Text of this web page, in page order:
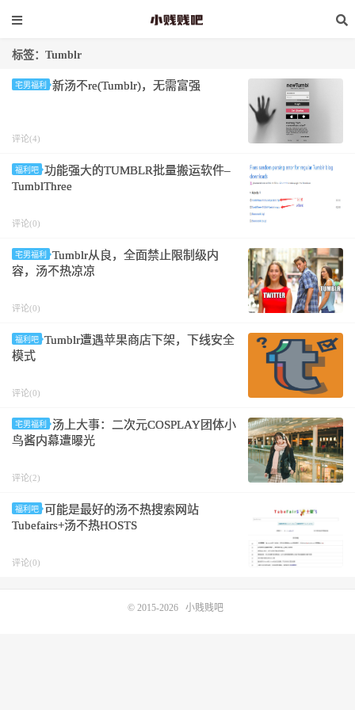
标签：Tumblr
宅男福利 新汤不re(Tumblr)，无需富强
评论(4)
福利吧
功能强大的TUMBLR批量搬运软件–
TumblThree
评论(0)
宅男福利
Tumblr从良，全面禁止限制级内
容，汤不热凉凉
评论(0)
福利吧
Tumblr遭遇苹果商店下架，下线安全
模式
评论(0)
宅男福利
汤上大事：二次元COSPLAY团体小
鸟酱内幕遭曝光
评论(2)
福利吧
可能是最好的汤不热搜索网站
Tubefairs+汤不热HOSTS
评论(0)
© 2015-2026 小贱贱吧